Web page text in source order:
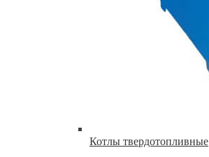
Котлы твердотопливные